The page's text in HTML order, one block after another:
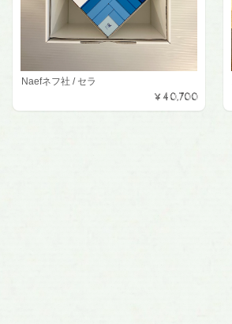
Naefネフ社 / セラ
¥40,700